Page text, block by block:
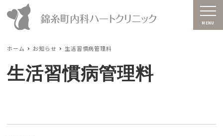
MENU
ホーム お知らせ 生活習慣病管理料
生活習慣病管理料